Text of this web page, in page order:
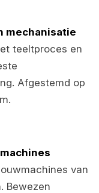
mechanisatie
teeltproces en
Afgestemd op
van
Bewezen